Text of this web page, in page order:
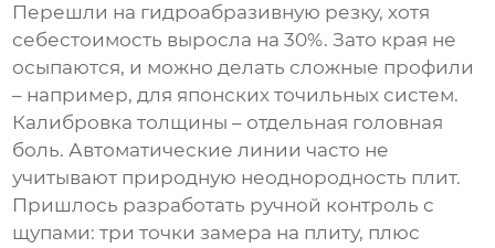
Перешли на гидроабразивную резку, хотя
себестоимость выросла на 30%. Зато края не
осыпаются, и можно делать сложные профили
– например, для японских точильных систем.
Калибровка толщины – отдельная головная
боль. Автоматические линии часто не
учитывают природную неоднородность плит.
Пришлось разработать ручной контроль с
щупами: три точки замера на плиту, плюс